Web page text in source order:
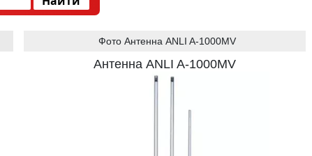
Фото Антенна ANLI A-1000MV
Антенна ANLI A-1000MV